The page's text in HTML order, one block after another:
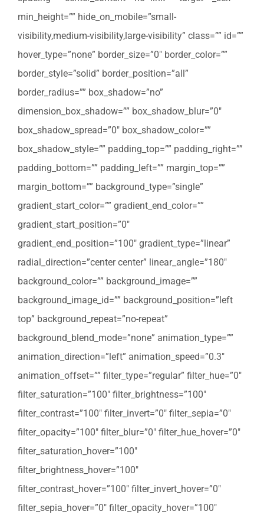
min_height=”” hide_on_mobile=”small-
visibility,medium-visibility,large-visibility” class=”” id=””
hover_type=”none” border_size=”0″ border_color=””
border_style=”solid” border_position=”all”
border_radius=”” box_shadow=”no”
dimension_box_shadow=”” box_shadow_blur=”0″
box_shadow_spread=”0″ box_shadow_color=””
box_shadow_style=”” padding_top=”” padding_right=””
padding_bottom=”” padding_left=”” margin_top=””
margin_bottom=”” background_type=”single”
gradient_start_color=”” gradient_end_color=””
gradient_start_position=”0″
gradient_end_position=”100″ gradient_type=”linear”
radial_direction=”center center” linear_angle=”180″
background_color=”” background_image=””
background_image_id=”” background_position=”left
top” background_repeat=”no-repeat”
background_blend_mode=”none” animation_type=””
animation_direction=”left” animation_speed=”0.3″
animation_offset=”” filter_type=”regular” filter_hue=”0″
filter_saturation=”100″ filter_brightness=”100″
filter_contrast=”100″ filter_invert=”0″ filter_sepia=”0″
filter_opacity=”100″ filter_blur=”0″ filter_hue_hover=”0″
filter_saturation_hover=”100″
filter_brightness_hover=”100″
filter_contrast_hover=”100″ filter_invert_hover=”0″
filter_sepia_hover=”0″ filter_opacity_hover=”100″